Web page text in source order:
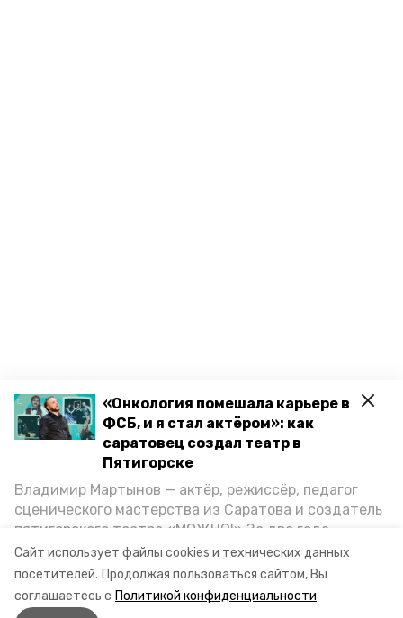
Сайт использует файлы cookies и технических данных
посетителей. Продолжая пользоваться сайтом, Вы
соглашаетесь с Политикой конфиденциальности
«Онкология помешала карьере в
ФСБ, и я стал актёром»: как
саратовец создал театр в
Пятигорске
Владимир Мартынов — актёр, режиссёр, педагог
сценического мастерства из Саратова и создатель
пятигорского театра «МОЖНО!» За два года
существования театр выпустил восемь спектаклей,
впереди — новые премьеры. О том, как стал
артистом, попал в Пятигорск и собрал труппу,
режиссёр рассказал корреспонденту «Портала